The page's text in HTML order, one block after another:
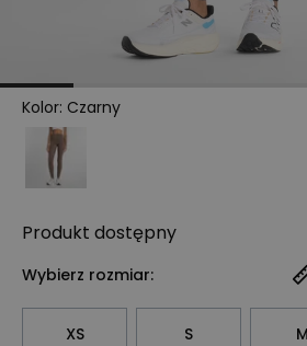
Kolor: Czarny
Produkt dostępny
Wybierz rozmiar:
XS S M